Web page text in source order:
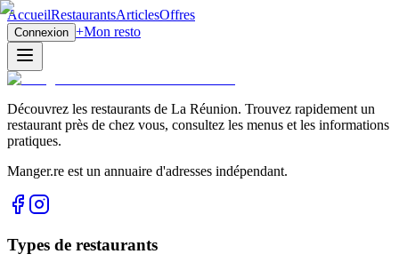
AccueilRestaurantsArticlesOffres
Connexion +Mon resto
Découvrez les restaurants de La Réunion. Trouvez rapidement un
restaurant près de chez vous, consultez les menus et les informations
pratiques.
Manger.re est un annuaire d'adresses indépendant.
Types de restaurants